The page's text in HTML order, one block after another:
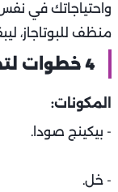
واحتياجاتك في
منظف للبوتاجاز،
4 خطوات لتظنيف البوتاجاز في 5 دقائق:
المكونات:
- بيكينج صودا.
- خل.